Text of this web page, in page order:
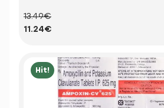
13.49€
11.24€
Hit!